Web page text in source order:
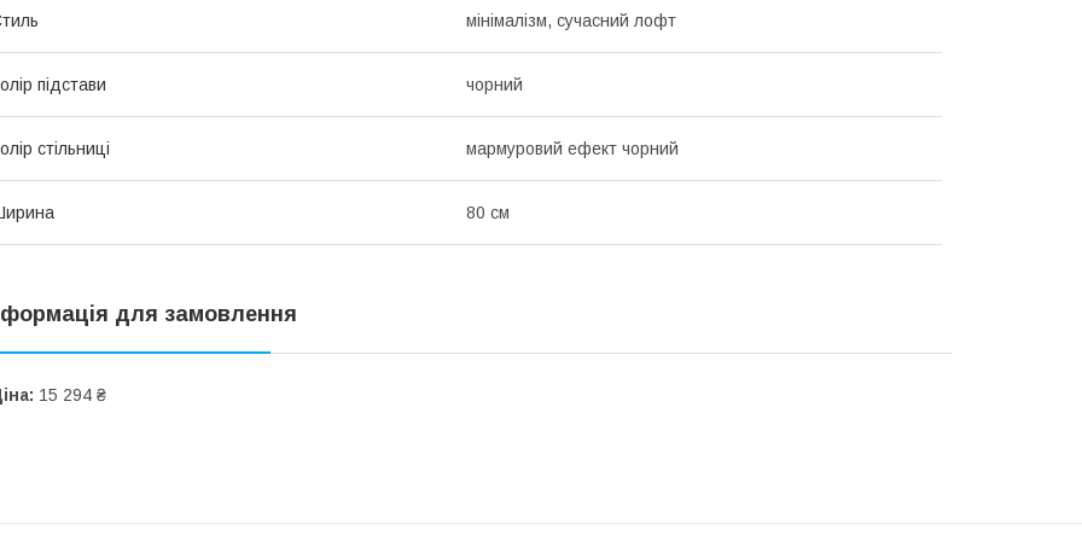
мінімалізм, сучасний лофт
підстави чорний
стільниці мармуровий ефект чорний
80 см
для замовлення
15 294 ₴